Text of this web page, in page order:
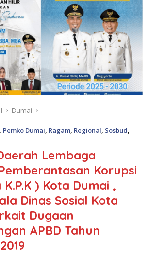
Dumai
Pemko Dumai Ragam Regional Sosbud
Lembaga
Korupsi
) Kota Dumai ,
Dinas Sosial Kota
Dugaan
APBD Tahun